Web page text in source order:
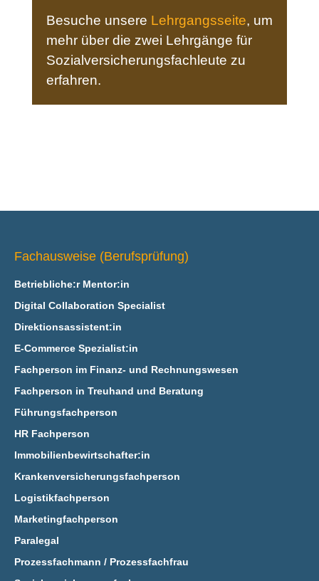
Besuche unsere Lehrgangsseite, um
mehr über die zwei Lehrgänge für
Sozialversicherungsfachleute zu
erfahren.
Fachausweise (Berufsprüfung)
Betriebliche:r Mentor:in
Digital Collaboration Specialist
Direktionsassistent:in
E‑Commerce Spezialist:in
Fachperson im Finanz- und Rechnungswesen
Fachperson in Treuhand und Beratung
Führungsfachperson
HR Fachperson
Immobilienbewirtschafter:in
Krankenversicherungsfachperson
Logistikfachperson
Marketingfachperson
Paralegal
Prozessfachmann / Prozessfachfrau